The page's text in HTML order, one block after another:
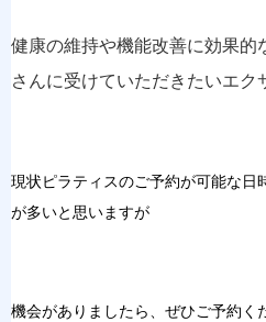
健康の維持や機能改善に効果的
さんに受けていただきたいエク
現状ピラティスのご予約が可能な日
が多いと思いますが
機会がありましたら、ぜひご予約く